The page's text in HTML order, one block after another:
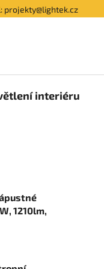
projekty@lightek.cz
interiéru
1210lm,